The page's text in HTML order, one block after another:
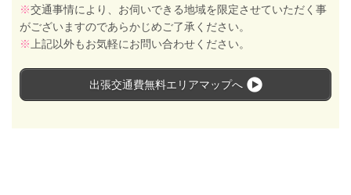
※交通事情により、お伺いできる地域を限定させていただく事
がございますのであらかじめご了承ください。
※ 上記以外もお気軽にお問い合わせください。
出張交通費無料エリアマップへ